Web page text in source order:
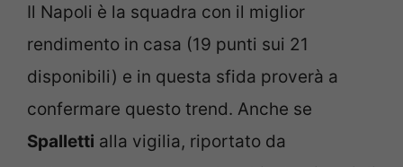
Il Napoli è la squadra con il miglior
rendimento in casa (19 punti sui 21
disponibili) e in questa sfida proverà a
confermare questo trend. Anche se
Spalletti alla vigilia, riportato da